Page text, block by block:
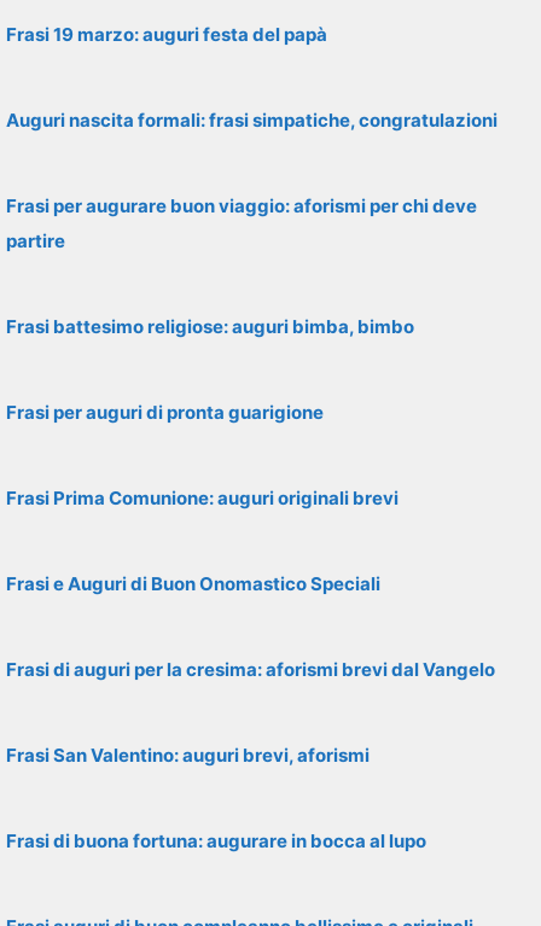
Frasi 19 marzo: auguri festa del papà
Auguri nascita formali: frasi simpatiche, congratulazioni
Frasi per augurare buon viaggio: aforismi per chi deve
partire
Frasi battesimo religiose: auguri bimba, bimbo
Frasi per auguri di pronta guarigione
Frasi Prima Comunione: auguri originali brevi
Frasi e Auguri di Buon Onomastico Speciali
Frasi di auguri per la cresima: aforismi brevi dal Vangelo
Frasi San Valentino: auguri brevi, aforismi
Frasi di buona fortuna: augurare in bocca al lupo